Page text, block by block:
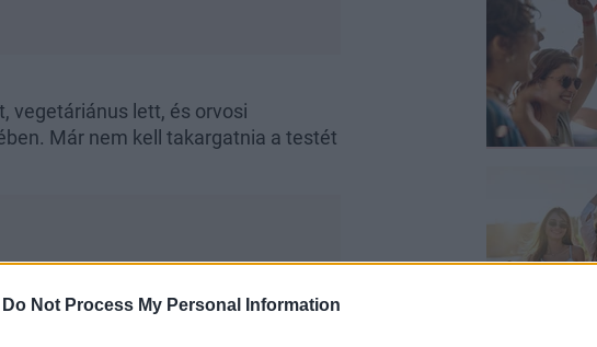
Do Not Process My Personal Information
vegetáriánus lett, és orvosi
Már nem kell takargatnia a testét